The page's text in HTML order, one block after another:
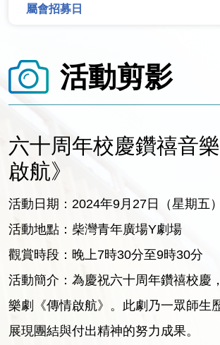
屬會招募日
活動剪影
六十周年校慶鑽禧音
啟航》
活動日期：2024年9月27日（星期五）
活動地點：柴灣青年廣場Y劇場
觀賞時段：晚上7時30分至9時30分
活動簡介：為慶祝六十周年鑽禧校慶
樂劇《傳情啟航》。此劇乃一眾師生
展現團結與付出精神的努力成果。